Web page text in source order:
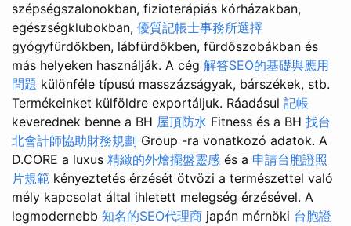
szépségszalonokban, fizioterápiás kórházakban,
egészségklubokban, 優質記帳士事務所選擇
gyógyfürdőkben, lábfürdőkben, fürdőszobákban és
más helyeken használják. A cég 解答SEO的基礎與應用
問題 különféle típusú masszázságyak, bárszékek, stb.
Termékeinket külföldre exportáljuk. Ráadásul 記帳
keverednek benne a BH 屋頂防水 Fitness és a BH 找台
北會計師協助財務規劃 Group -ra vonatkozó adatok. A
D.CORE a luxus 精緻的外燴擺盤靈感 és a 申請台胞證照
片規範 kényeztetés érzését ötvözi a természettel való
mély kapcsolat által ihletett melegség érzésével. A
legmodernebb 知名的SEO代理商 japán mérnöki 台胞證